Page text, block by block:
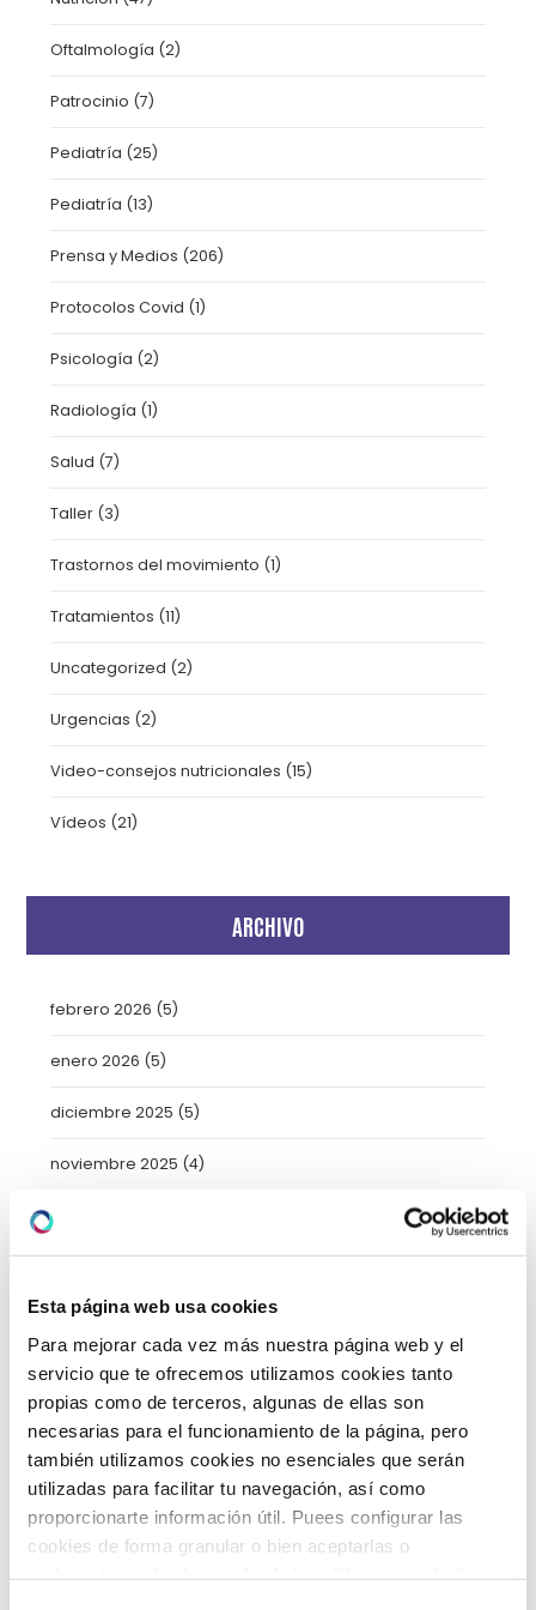
Esta página web usa cookies
Para mejorar cada vez más nuestra página web y el
servicio que te ofrecemos utilizamos cookies tanto
propias como de terceros, algunas de ellas son
necesarias para el funcionamiento de la página, pero
también utilizamos cookies no esenciales que serán
utilizadas para facilitar tu navegación, así como
proporcionarte información útil. Puees configurar las
cookies de forma granular o bien aceptarlas o
Oftalmología (2)
Patrocinio (7)
Pediatría (25)
Pediatría (13)
Prensa y Medios (206)
Protocolos Covid (1)
Psicología (2)
Radiología (1)
Salud (7)
Taller (3)
Trastornos del movimiento (1)
Tratamientos (11)
Uncategorized (2)
Urgencias (2)
Video-consejos nutricionales (15)
Vídeos (21)
ARCHIVO
febrero 2026 (5)
enero 2026 (5)
diciembre 2025 (5)
noviembre 2025 (4)
octubre 2025
agosto 2025(2)
julio 2025(7)
junio 2025
mayo 2025(6)
abril 2025(8)
marzo 2025(8)